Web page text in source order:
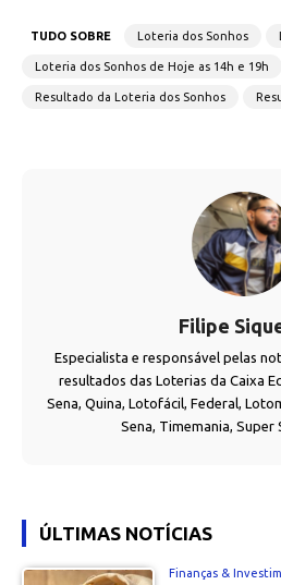
TUDO SOBRE Loteria dos Sonhos
Loteria dos Sonhos de Hoje as 14h e 19h
Resultado da Loteria dos Sonhos
Filipe
Especialista e responsável pelas
resultados das Loterias da Caixa
Sena, Quina, Lotofácil, Federal,
Sena, Timemania, Super
ÚLTIMAS NOTÍCIAS
Finanças &